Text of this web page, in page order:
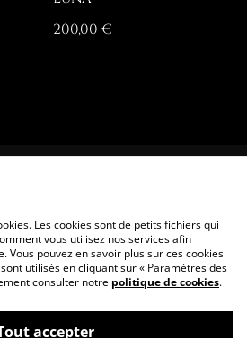
200,00 €
cookies
Les cookies sont de petits fichiers qui
vous utilisez nos services afin
Vous pouvez en savoir plus sur ces cookies
utilisés en cliquant sur « Paramètres des
consulter notre politique de cookies.
accepter